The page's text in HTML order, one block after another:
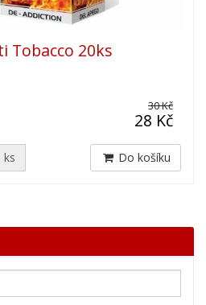
Tobacco 20ks
30 Kč
28 Kč
ks Do košíku